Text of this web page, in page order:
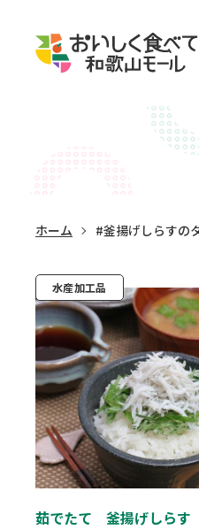
ホーム #釜揚げしらすの
水産加工品
茹でたて 釜揚げしら